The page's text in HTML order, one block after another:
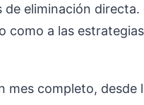
eliminación directa.
a las
mes completo, desde